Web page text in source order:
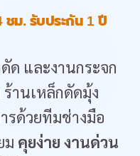
ชม. รับประกัน 1 ปี
ด และงานกระจก
านเหล็กดัดมุ้ง
รด้วยทีมช่างมือ
ม คุยง่าย งานด่วน